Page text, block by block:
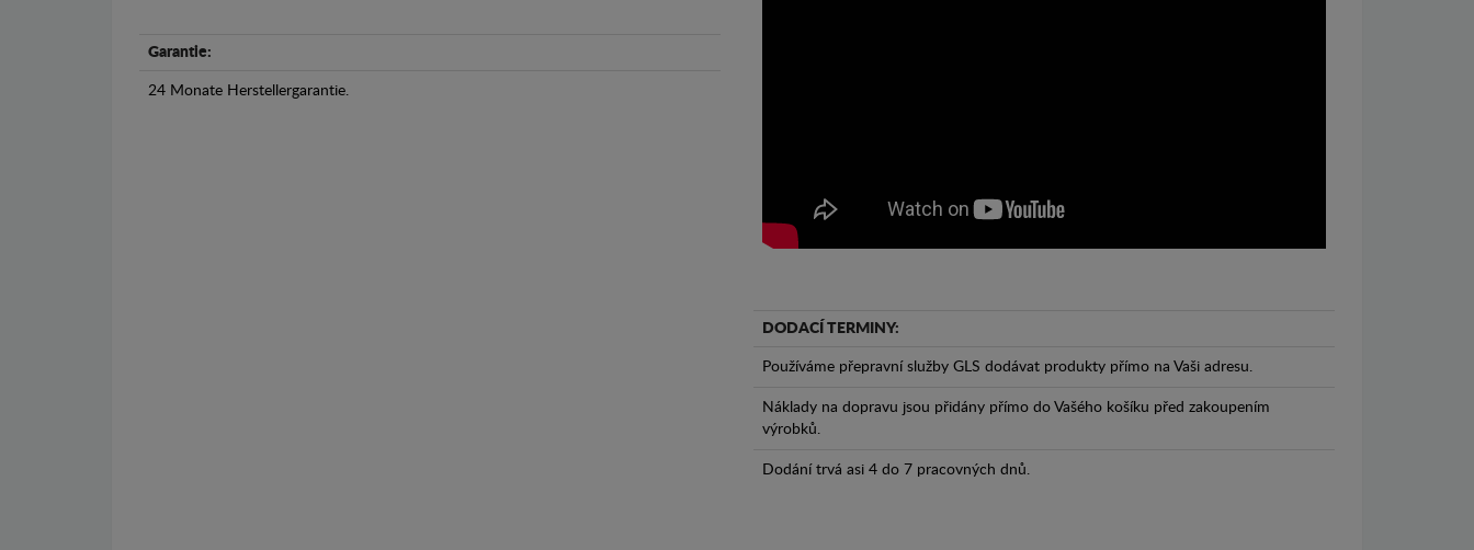
Garantie:
24 Monate Herstellergarantie.
DODACÍ TERMINY:
Používáme přepravní služby GLS dodávat produkty přímo na Vaši adresu.
Náklady na dopravu jsou přidány přímo do Vašého košíku před zakoupením
výrobků.
Dodání trvá asi 4 do 7 pracovných dnů.